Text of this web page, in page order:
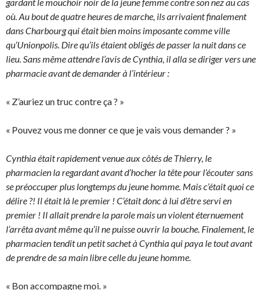
où. Au bout de quatre heures de marche, ils arrivaient finalement
dans Charbourg qui était bien moins imposante comme ville
qu’Unionpolis. Dire qu’ils étaient obligés de passer la nuit dans ce
lieu. Sans même attendre l’avis de Cynthia, il alla se diriger vers une
pharmacie avant de demander à l’intérieur :
« Z’auriez un truc contre ça ? »
« Pouvez vous me donner ce que je vais vous demander ? »
Cynthia était rapidement venue aux côtés de Thierry, le
pharmacien la regardant avant d’hocher la tête pour l’écouter sans
se préoccuper plus longtemps du jeune homme. Mais c’était quoi ce
délire ?! Il était là le premier ! C’était donc à lui d’être servi en
premier ! Il allait prendre la parole mais un violent éternuement
l’arrêta avant même qu’il ne puisse ouvrir la bouche. Finalement, le
pharmacien tendit un petit sachet à Cynthia qui paya le tout avant
de prendre de sa main libre celle du jeune homme.
« Bon accompagne moi. »